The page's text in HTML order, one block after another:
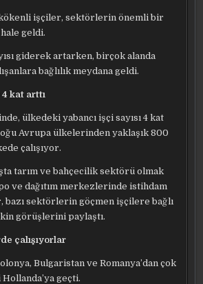
işçiler, sektörlerin önemli bir
geldi.
giderek artarken, birçok alanda
bağlılık meydana geldi.
4 kat arttı
ülkedeki yabancı işçi sayısı 4 kat
Avrupa ülkelerinden yaklaşık 800
çalışıyor.
tarım ve bahçecilik sektörü olmak
ve dağıtım merkezlerinde istihdam
bazı sektörlerin göçmen işçilere bağlı
görüşlerini paylaştı.
çalışıyorlar
Bulgaristan ve Romanya’dan çok
geçti.